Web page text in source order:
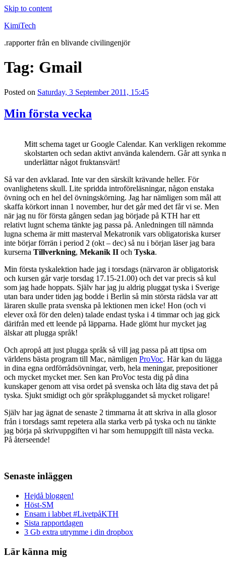
Skip to content
KimiTech
.rapporter från en blivande civilingenjör
Tag: Gmail
Posted on Saturday, 3 September 2011, 15:45
Min första vecka
Mitt schema taget ur Google Calendar. Kan verkligen
skolstarten och sedan aktivt använda kalendern. Går att synka
underlättar något fruktansvärt!
Så var den avklarad. Inte var den särskilt krävande heller. För
ovanlighetens skull. Lite spridda introföreläsningar, någon enstaka
övning och en hel del övningskörning. Jag har nämligen som mål att
skaffa körkort innan 1 november, hur det går med det får vi se. Men
när jag nu för första gången sedan jag började på KTH har ett
relativt lugnt schema tänkte jag passa på. Anledningen till nämnda
lugna schema är mitt masterval Mekatronik vars obligatoriska kurser
inte börjar förrän i period 2 (okt – dec) så nu i början läser jag bara
kurserna Tillverkning, Mekanik II och Tyska.
Min första tyskalektion hade jag i torsdags (närvaron är obligatorisk
och kursen går varje torsdag 17.15-21.00) och det var precis så kul
som jag hade hoppats. Själv har jag ju aldrig pluggat tyska i Sverige
utan bara under tiden jag bodde i Berlin så min största rädsla var att
läraren skulle prata svenska på lektionen men icke! Hon (och vi
elever oxå för den delen) talade endast tyska i 4 timmar och jag gick
därifrån med ett leende på läpparna. Hade glömt hur mycket jag
älskar att plugga språk!
Och apropå att just plugga språk så vill jag passa på att tipsa om
världens bästa program till Mac, nämligen ProVoc. Här kan du lägga
in dina egna ordförrådsövningar, verb, hela meningar, prepositioner
och mycket mycket mer. Sen kan ProVoc testa dig på dina
kunskaper genom att visa ordet på svenska och låta dig stava det på
tyska. Sjukt smidigt och gör språkpluggandet så mycket roligare!
Själv har jag ägnat de senaste 2 timmarna åt att skriva in alla glosor
från i torsdags samt repetera alla starka verb på tyska och nu tänkte
jag börja på skrivuppgiften vi har som hemuppgift till nästa vecka.
På återseende!
Senaste inläggen
Hejdå bloggen!
Höst-SM
Ensam i labbet #LivetpåKTH
Sista rapportdagen
3 Gb extra utrymme i din dropbox
Lär känna mig